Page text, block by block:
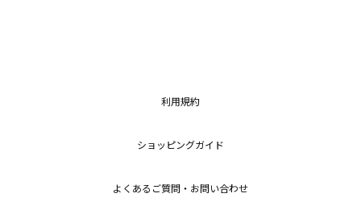
利用規約
ショッピングガイド
よくあるご質問・お問い合わせ